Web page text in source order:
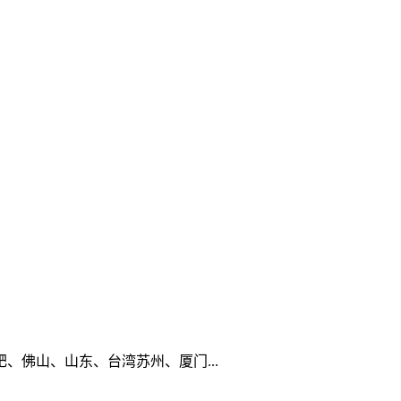
佛山、山东、台湾苏州、厦门...